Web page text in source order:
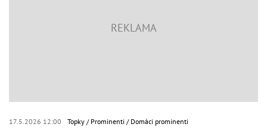
17.5.2026 12:00 Topky Prominenti Domáci prominenti